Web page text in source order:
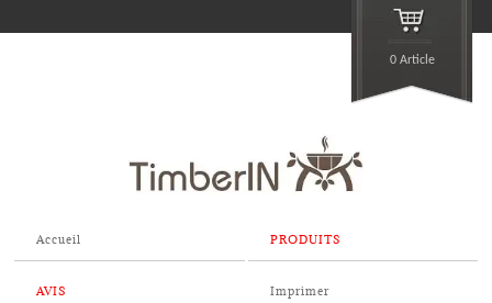
0 Article
Accueil PRODUITS
AVIS Imprimer